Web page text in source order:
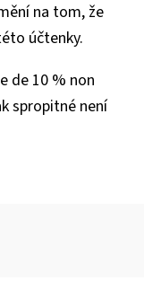
na tom, že
účtenky.
de 10 % non
spropitné není